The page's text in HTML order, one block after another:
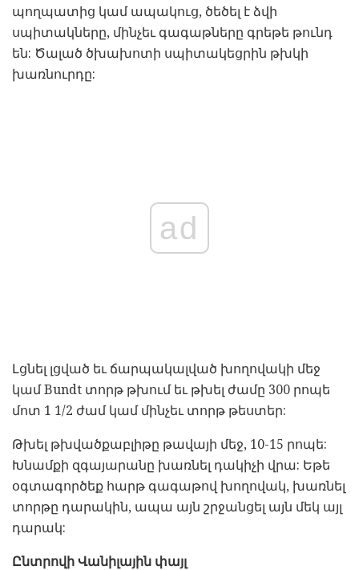
պողպատից կամ ապակուց, ծեծել է ձվի
սպիտակները, մինչեւ գագաթները գրեթե թունդ
են: Ծալած ծխախոտի սպիտակեցրին թխկի
խառնուրդը:
ad
Լցնել լցված եւ ճարպակալված խողովակի մեջ
կամ Bundt տորթ թխում եւ թխել ժամը 300 րոպե
մոտ 1 1/2 ժամ կամ մինչեւ տորթ թեստեր:
Թխել թխվածքաբլիթը թավայի մեջ, 10-15 րոպե:
Խնամքի զգայարանը խառնել դակիչի վրա: Եթե ​​
օգտագործեք հարթ գագաթով խողովակ, խառնել
տորթը դարակին, ապա այն շրջանցել այն մեկ այլ
դարակ:
Ընտրովի Վանիլային փայլ